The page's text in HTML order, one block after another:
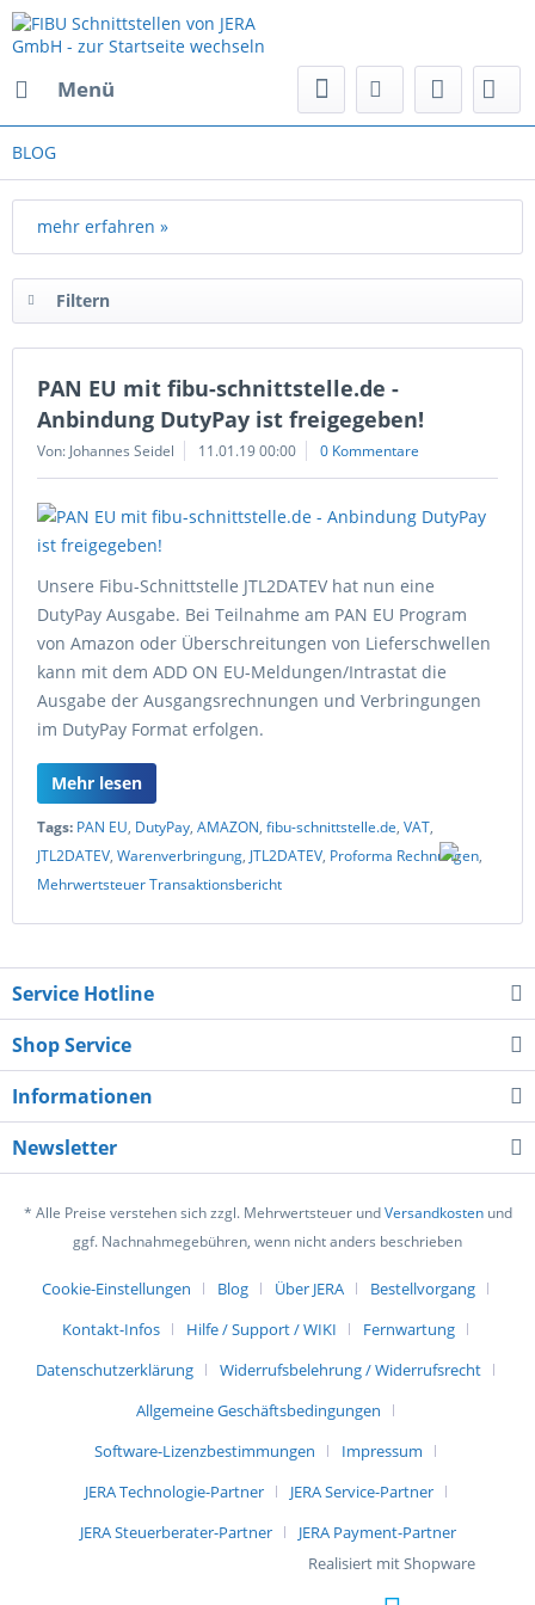
Menü
BLOG
mehr erfahren »
Filtern
PAN EU mit fibu-schnittstelle.de -
Anbindung DutyPay ist freigegeben!
Von: Johannes Seidel 11.01.19 00:00 0 Kommentare
Unsere Fibu-Schnittstelle JTL2DATEV hat nun eine
DutyPay Ausgabe. Bei Teilnahme am PAN EU Program
von Amazon oder Überschreitungen von Lieferschwellen
kann mit dem ADD ON EU-Meldungen/Intrastat die
Ausgabe der Ausgangsrechnungen und Verbringungen
im DutyPay Format erfolgen.
Mehr lesen
Tags: PAN EU, DutyPay, AMAZON, fibu-schnittstelle.de, VAT,
JTL2DATEV, Warenverbringung, JTL2DATEV, Proforma Rechnungen,
Mehrwertsteuer Transaktionsbericht
Service Hotline
Shop Service
Informationen
Newsletter
* Alle Preise verstehen sich zzgl. Mehrwertsteuer undVersandkostenund
ggf. Nachnahmegebühren, wenn nicht anders beschrieben
Cookie-Einstellungen Blog Über JERA
Bestellvorgang
Kontakt-Infos
Hilfe / Support / WIKI
Fernwartung
Datenschutzerklärung
Widerrufsbelehrung / Widerrufsrecht
Allgemeine Geschäftsbedingungen
Software-Lizenzbestimmungen
Impressum
JERA Technologie-Partner
JERA Service-Partner
JERA Steuerberater-Partner
JERA Payment-Partner
Realisiert mit Shopware